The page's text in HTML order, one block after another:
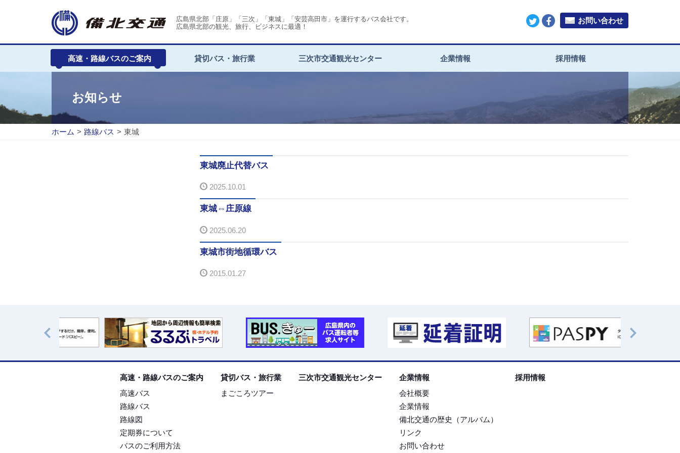
広島県北部「庄原」「三次」「東城」「安芸高田市」を運行するバス会社です。
広島県北部の観光、旅行、ビジネスに最適！
お問い合わせ
高速・路線バスのご案内 貸切バス・旅行業 三次市交通観光センター 企業情報 採用情報
お知らせ
ホーム > 路線バス > 東城
東城廃止代替バス
2025.10.01
東城⇔庄原線
2025.06.20
東城市街地循環バス
2015.01.27
高速・路線バスのご案内
高速バス
路線バス
路線図
定期券について
バスのご利用方法
貸切バス・旅行業
まごころツアー
三次市交通観光センター
企業情報
会社概要
企業情報
備北交通の歴史（アルバム）
リンク
お問い合わせ
採用情報